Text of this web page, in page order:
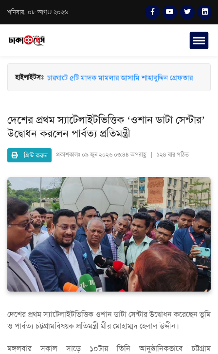
শনিবার, ০৮ আগU ২০২৬
হাইলাইটসঃ চারঘাটে ৫টি মাদক মামলার আসামি শাহাবুদ্দিন গ্রেফতার
দেশের প্রথম স্যাটেলাইটভিত্তিক ‘ওশান ডাটা সেন্টার’
উদ্বোধন করলেন পার্বত্য প্রতিমন্ত্রী
প্রিন্ট করুন প্রকাশকালঃ ০৯ জুন ২০২৬ ০৩:৪৪ অপরাহ্ণ | ১২৪ বার পঠিত
দেশের প্রথম স্যাটেলাইটভিত্তিক ওশান ডাটা সেন্টার উদ্বোধন করেছেন ভূমি
ও পার্বত্য চট্টগ্রামবিষয়ক প্রতিমন্ত্রী মীর মোহাম্মদ হেলাল উদ্দীন।
মঙ্গলবার সকাল সাড়ে ১০টায় তিনি আনুষ্ঠানিকভাবে চট্টগ্রাম